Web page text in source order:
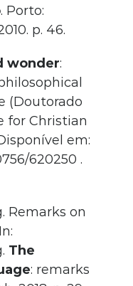
. Porto:
p. 46.
wonder:
(Doutorado
for Christian
em:
620250 .
Remarks on
The
: remarks